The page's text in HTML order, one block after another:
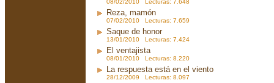
08/02/2010 Lecturas: 7.648
Reza, mamón
07/02/2010 Lecturas: 7.659
Saque de honor
13/01/2010 Lecturas: 7.424
El ventajista
08/01/2010 Lecturas: 8.220
La respuesta está en el viento
28/12/2009 Lecturas: 8.097